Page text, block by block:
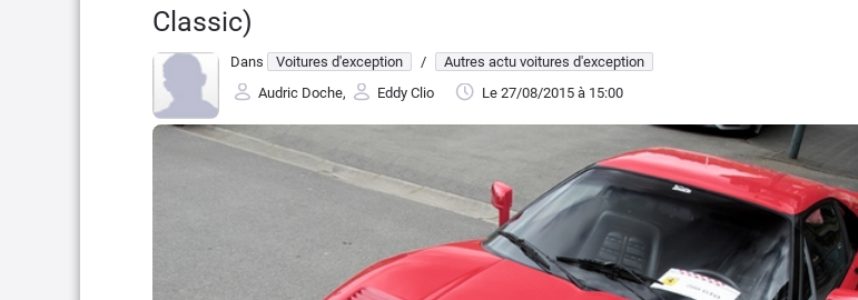
Classic)
Dans Voitures d'exception /
Autres actu voitures d'exception
Audric Doche, Eddy Clio Le 27/08/2015 à 15:00